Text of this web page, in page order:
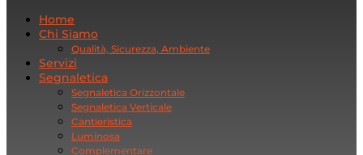
Home
Chi Siamo
Qualità, Sicurezza, Ambiente
Servizi
Segnaletica
Segnaletica Orizzontale
Segnaletica Verticale
Cantieristica
Luminosa
Complementare